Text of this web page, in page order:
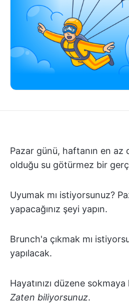
Pazar günü, haftanın en az
olduğu su götürmez bir
Uyumak mı istiyorsunuz?
yapacağınız şeyi yapın.
Brunch'a çıkmak mı
yapılacak.
Hayatınızı düzene
Zaten biliyorsunuz.